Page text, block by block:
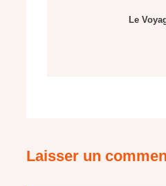
Le
Laisser un